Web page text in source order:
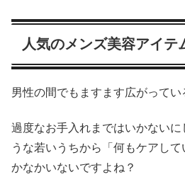
人気のメンズ美容アイテ
男性の間でもますます広がってい
過度なお手入れまではいかない
うな若いうちから「何もケアし
かなかいないですよね？